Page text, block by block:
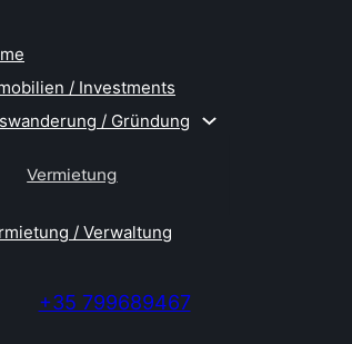
/ Investments
/ Gründung
Vermietung
/ Verwaltung
+35 799689467